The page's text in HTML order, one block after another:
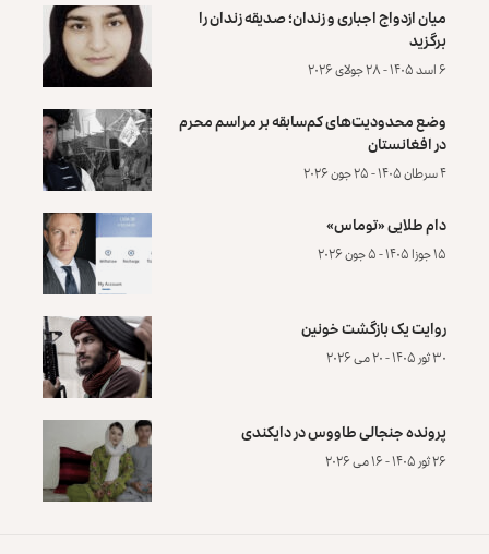
میان ازدواج اجباری و زندان؛ صدیقه زندان را
برگزید
۶ اسد ۱۴۰۵ - ۲۸ جولای ۲۰۲۶
وضع محدودیت‌های کم‌سابقه بر مراسم محرم
در افغانستان
۴ سرطان ۱۴۰۵ - ۲۵ جون ۲۰۲۶
دام طلایی «توماس»
۱۵ جوزا ۱۴۰۵ - ۵ جون ۲۰۲۶
روایت یک بازگشت خونین
۳۰ ثور ۱۴۰۵ - ۲۰ می ۲۰۲۶
پرونده‌ جنجالی طاووس در دایکندی
۲۶ ثور ۱۴۰۵ - ۱۶ می ۲۰۲۶